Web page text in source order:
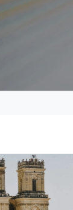
Visites Guidées